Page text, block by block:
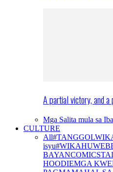
A partial victory, and
Mga Salita mula sa
CULTURE
All
isyu
BAYANCOMICS
HOODIEMGA